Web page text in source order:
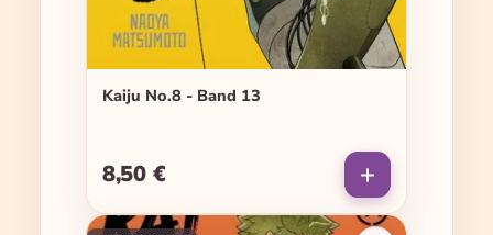
Kaiju No.8 - Band 13
Regulärer Preis:
8,50 €